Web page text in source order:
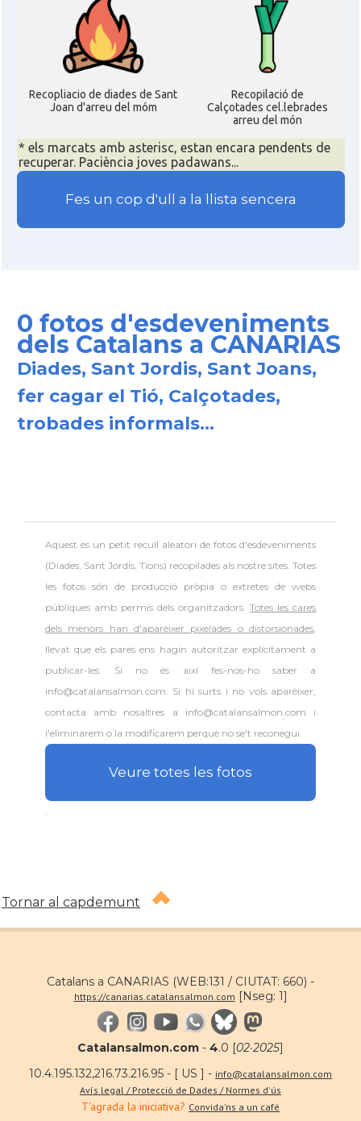
Recopliacio de diades de Sant
Joan d'arreu del móm
Recopilació de
Calçotades cel.lebrades
arreu del món
* els marcats amb asterisc, estan encara pendents de
recuperar. Paciència joves padawans...
Fes un cop d'ull a la llista sencera
0 fotos d'esdeveniments
dels Catalans a CANARIAS
Diades, Sant Jordis, Sant Joans,
fer cagar el Tió, Calçotades,
trobades informals...
Aquest és un petit recull aleatori defotos d'esdeveniments
(Diades, Sant Jordis, Tions) recopilades als nostre sites. Totes
les fotos són de producció pròpia o extretes de webs
públiques amb permís dels organitzadors.Totes les cares
dels menors han d'aparèixer pixelades o distorsionades,
llevat que els pares ens hagin autoritzar explícitament a
publicar-les. Si no és així fes-nos-ho saber a
info@catalansalmon.com. Si hi surts i no vols aparèixer,
contacta amb nosaltres a info@catalansalmon.com i
l'eliminarem o la modificarem perquè no se't reconegui.
Veure totes les fotos
Tornar al capdemunt
Catalans a CANARIAS (WEB:131 / CIUTAT: 660) -
https://canarias.catalansalmon.com [Nseg: 1]
Catalansalmon.com - 4.0 [02·2025]
10.4.195.132,216.73.216.95 - [ US ] - info@catalansalmon.com
Avís legal / Protecció de Dades / Normes d'ús
T'agrada la iniciativa? Convida'ns a un café